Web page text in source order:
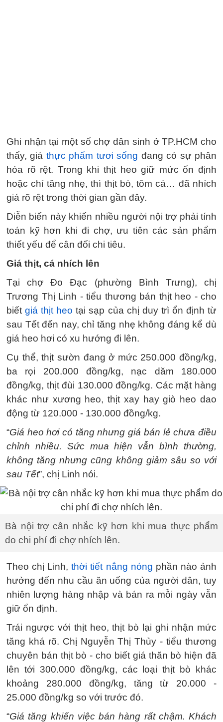
Ghi nhận tại một số chợ dân sinh ở TP.HCM cho
thấy, giá thực phẩm tươi sống đang có sự phân
hóa rõ rệt. Trong khi thịt heo giữ mức ổn định
hoặc chỉ tăng nhẹ, thì thịt bò, tôm cá… đã nhích
giá rõ rệt trong thời gian gần đây.
Diễn biến này khiến nhiều người nội trợ phải tính
toán kỹ hơn khi đi chợ, ưu tiên các sản phẩm
thiết yếu để cân đối chi tiêu.
Giá thịt, cá nhích lên
Tại chợ Đo Đạc (phường Bình Trưng), chị
Trương Thị Linh - tiểu thương bán thịt heo - cho
biếtgiá thịt heo tại sạp của chị duy trì ổn định từ
sau Tết đến nay, chỉ tăng nhẹ không đáng kể dù
giá heo hơi có xu hướng đi lên.
Cụ thể, thịt sườn đang ở mức 250.000 đồng/kg,
ba rọi 200.000 đồng/kg, nạc dăm 180.000
đồng/kg, thịt đùi 130.000 đồng/kg. Các mặt hàng
khác như xương heo, thịt xay hay giò heo dao
động từ 120.000 - 130.000 đồng/kg.
“Giá heo hơi có tăng nhưng giá bán lẻ chưa điều
chỉnh nhiều. Sức mua hiện vẫn bình thường,
không tăng nhưng cũng không giảm sâu so với
sau Tết”, chị Linh nói.
Bà nội trợ cân nhắc kỹ hơn khi mua thực phẩm
do chi phí đi chợ nhích lên.
Theo chị Linh,thời tiết nắng nóng phần nào ảnh
hưởng đến nhu cầu ăn uống của người dân, tuy
nhiên lượng hàng nhập và bán ra mỗi ngày vẫn
giữ ổn định.
Trái ngược với thịt heo, thịt bò lại ghi nhận mức
tăng khá rõ. Chị Nguyễn Thị Thủy - tiểu thương
chuyên bán thịt bò - cho biết giá thăn bò hiện đã
lên tới 300.000 đồng/kg, các loại thịt bò khác
khoảng 280.000 đồng/kg, tăng từ 20.000 -
25.000 đồng/kg so với trước đó.
“Giá tăng khiến việc bán hàng rất chậm. Khách